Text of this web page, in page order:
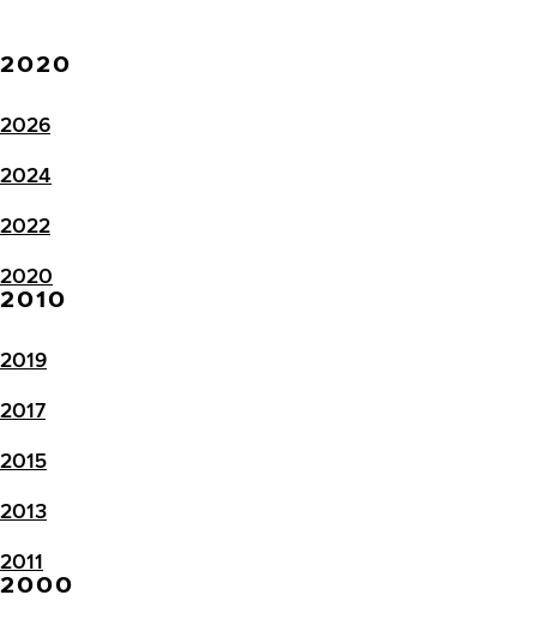
2020
2026
2024
2022
2020
2010
2019
2017
2015
2013
2011
2000